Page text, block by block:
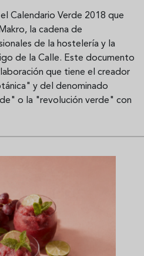
Calendario Verde 2018 que
la cadena de
de la hostelería y la
de la Calle. Este documento
que tiene el creador
y del denominado
o la "revolución verde" con